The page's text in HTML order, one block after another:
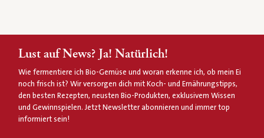
Lust auf News? Ja! Natürlich!
Wie fermentiere ich Bio-Gemüse und woran erkenne ich, ob mein Ei
noch frisch ist? Wir versorgen dich mit Koch- und Ernährungstipps,
den besten Rezepten, neusten Bio-Produkten, exklusivem Wissen
und Gewinnspielen. Jetzt Newsletter abonnieren und immer top
informiert sein!